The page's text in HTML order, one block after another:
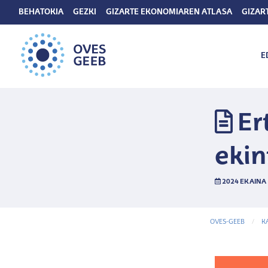
BEHATOKIA GEZKI GIZARTE EKONOMIAREN ATLASA
2024 EKAINA
OVES-GEEB